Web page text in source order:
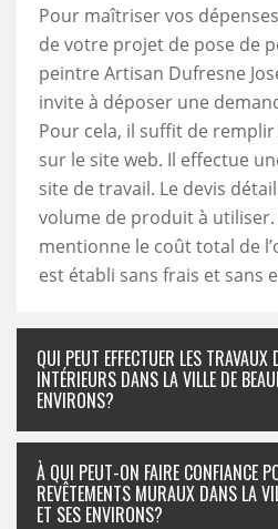
Pour maîtriser vos
de votre projet de pose de
peintre Artisan Dufresne
invite à déposer une
Pour cela, il suffit de
sur le site web. Il effectue
site de travail. Le devis
volume de produit à
mentionne le coût total de
est établi sans frais et sans
QUI PEUT EFFECTUER LES
INTÉRIEURS DANS LA VILLE DE
ENVIRONS?
À QUI PEUT-ON FAIRE CONFIANCE
REVÊTEMENTS MURAUX DANS LA
ET SES ENVIRONS?